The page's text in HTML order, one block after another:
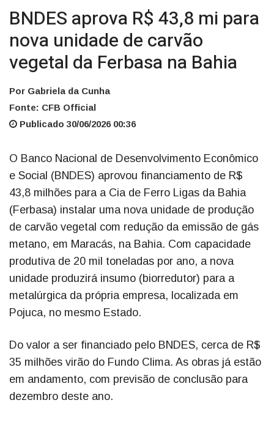
BNDES aprova R$ 43,8 mi para
nova unidade de carvão
vegetal da Ferbasa na Bahia
Por Gabriela da Cunha
Fonte: CFB Official
Publicado 30/06/2026 00:36
O Banco Nacional de Desenvolvimento Econômico
e Social (BNDES) aprovou financiamento de R$
43,8 milhões para a Cia de Ferro Ligas da Bahia
(Ferbasa) instalar uma nova unidade de produção
de carvão vegetal com redução da emissão de gás
metano, em Maracás, na Bahia. Com capacidade
produtiva de 20 mil toneladas por ano, a nova
unidade produzirá insumo (biorredutor) para a
metalúrgica da própria empresa, localizada em
Pojuca, no mesmo Estado.
Do valor a ser financiado pelo BNDES, cerca de R$
35 milhões virão do Fundo Clima. As obras já estão
em andamento, com previsão de conclusão para
dezembro deste ano.